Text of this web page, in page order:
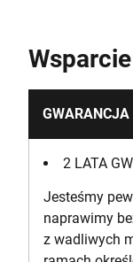
Wsparcie
GWARANCJA
2 LATA
Jesteśmy
naprawimy
z wadliwych